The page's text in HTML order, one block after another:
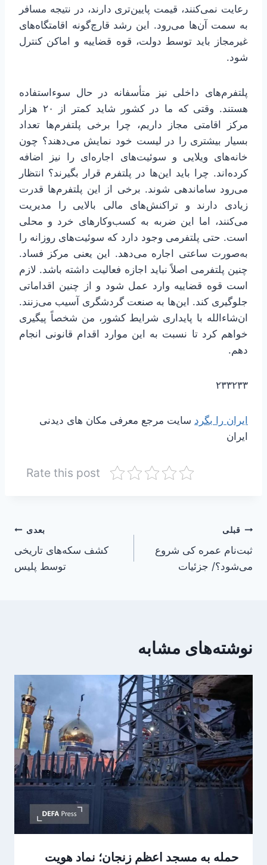
رعایت نمی‌کنند، قیمت پایین‌تری دارند، در نتیجه مسافر
به سمت آن‌ها می‌رود. این رشد قارچ‌گونه اقامتگاه‌های
غیرمجاز باید توسط دولت، قوه قضاییه و اماکن کنترل
شود.
پلتفرم‌های داخلی نیز متأسفانه در حال سوءاستفاده
هستند. وقتی که ما در کشور شاید کمتر از ۲۰ هزار
مرکز اقامتی مجاز داریم، چرا برخی پلتفرم‌ها تعداد
بسیار بیشتری را در لیست خود نمایش می‌دهند؟ چون
خانه‌های ویلایی و سوئیت‌های اجاره‌ای را نیز اضافه
کرده‌اند. چرا باید این‌ها در پلتفرم قرار بگیرند؟ انتظار
می‌رود ساماندهی شوند. برخی از این پلتفرم‌ها قدرت
زیادی دارند و تراکنش‌های مالی بالایی را مدیریت
می‌کنند، اما این ضربه به کسب‌وکارهای خرد و محلی
است. حتی پلتفرمی وجود دارد که سوئیت‌های روزانه را
به‌صورت ساعتی اجاره می‌دهد. این یعنی مرکز فساد.
چنین پلتفرمی اصلاً نباید اجازه فعالیت داشته باشد. لازم
است قوه قضاییه وارد عمل شود و از چنین اقداماتی
جلوگیری کند. این‌ها به صنعت گردشگری آسیب می‌زنند.
ان‌شاءالله با پایداری شرایط کشور، من شخصاً پیگیری
خواهم کرد تا نسبت به این موارد اقدام قانونی انجام
دهم.
۲۳۳۲۳۳
ایران را بگرد سایت مرجع معرفی مکان های دیدنی
ایران
Rate this post
راهبری
نوشته
قبلی
ثبت‌نام عمره کی شروع
می‌شود؟/ جزئیات
بعدی
کشف سکه‌های تاریخی
توسط پلیس
نوشته‌های مشابه
حمله به مسجد اعظم زنجان؛ نماد هویت